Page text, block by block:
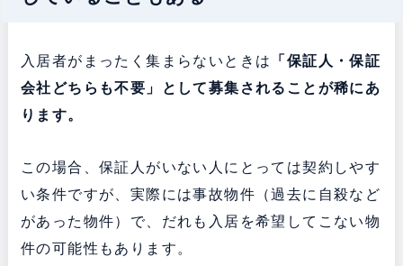
入居者がまったく集まらないときは
「保証人・保証
会社どちらも不要」として募集されることが稀にあ
ります。
この場合、保証人がいない人にとっては契約しやす
い条件ですが、実際には事故物件（過去に自殺など
があった物件）で、だれも入居を希望してこない物
件の可能性もあります。